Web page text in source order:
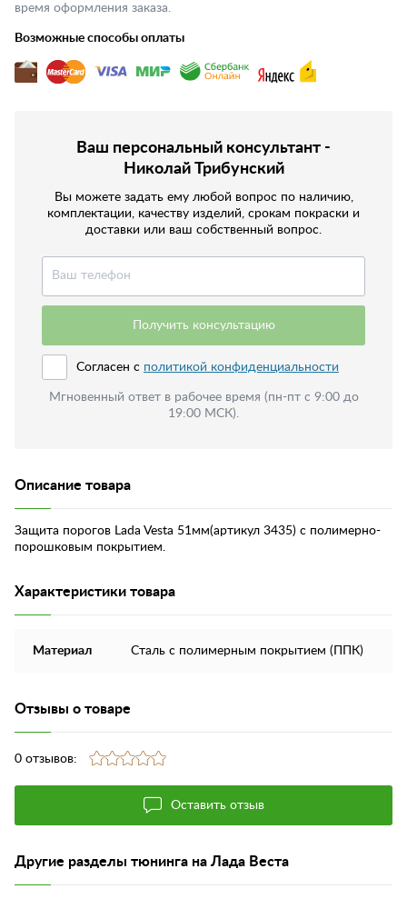
время оформления заказа.
Возможные способы оплаты
Ваш персональный консультант -
Николай Трибунский
Вы можете задать ему любой вопрос по наличию,
комплектации, качеству изделий, срокам покраски и
доставки или ваш собственный вопрос.
Получить консультацию
Согласен с политикой конфиденциальности
Мгновенный ответ в рабочее время (пн-пт с 9:00 до
19:00 МСК).
Описание товара
Защита порогов Lada Vesta 51мм(артикул 3435) с полимерно-
порошковым покрытием.
Характеристики товара
Материал Сталь с полимерным покрытием (ППК)
Отзывы о товаре
0 отзывов:
Оставить отзыв
Другие разделы тюнинга на Лада Веста